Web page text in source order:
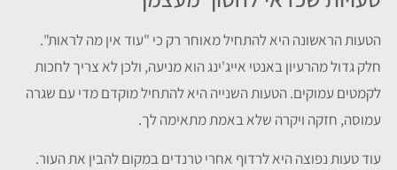
הטעות הראשונה היא להתחיל מאוחר רק כי "עוד אין מה לראות".
חלק גדול מהרעיון באנטי אייג'ינג הוא מניעה, ולכן לא צריך לחכות
לקמטים עמוקים. הטעות השנייה היא להתחיל מוקדם מדי עם שגרה
עמוסה, חזקה ויקרה שלא באמת מתאימה לך.
עוד טעות נפוצה היא לרדוף אחרי טרנדים במקום להבין את העור.